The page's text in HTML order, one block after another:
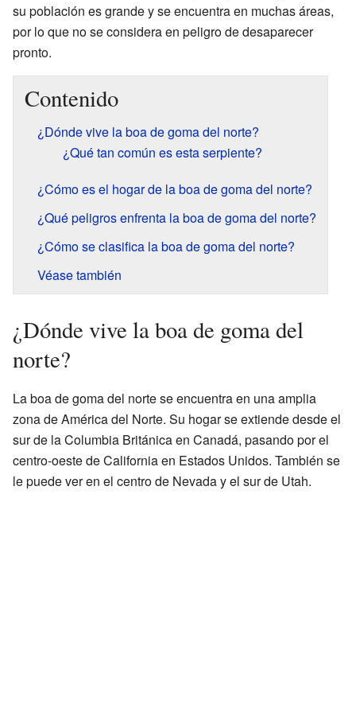
su población es grande y se encuentra en muchas áreas,
por lo que no se considera en peligro de desaparecer
pronto.
Contenido
¿Dónde vive la boa de goma del norte?
¿Qué tan común es esta serpiente?
¿Cómo es el hogar de la boa de goma del norte?
¿Qué peligros enfrenta la boa de goma del norte?
¿Cómo se clasifica la boa de goma del norte?
Véase también
¿Dónde vive la boa de goma del
norte?
La boa de goma del norte se encuentra en una amplia
zona de América del Norte. Su hogar se extiende desde el
sur de la Columbia Británica en Canadá, pasando por el
centro-oeste de California en Estados Unidos. También se
le puede ver en el centro de Nevada y el sur de Utah.